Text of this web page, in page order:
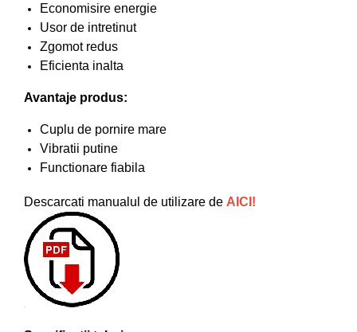
Motopompe
Accesorii pentru irigatii
Furtunuri
Pompe de apa de suprafata
Pompe recirculare
Pompe submersibile
Sisteme de irigat si stropit
Accesorii pentru ATV
Alte vehicule electrice
ATV-uri
Biciclete
Scuter
Economisire energie
Usor de intretinut
Zgomot redus
Eficienta inalta
Avantaje produs:
Cuplu de pornire mare
Vibratii putine
Functionare fiabila
Descarcati manualul de utilizare de AICI!